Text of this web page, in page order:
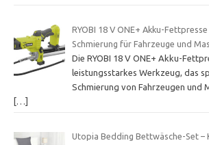
RYOBI 18 V ONE+ Akku-
Schmierung für Fahrzeuge und
Die RYOBI 18 V ONE+ Akku-
leistungsstarkes Werkzeug, das
Schmierung von Fahrzeugen und
[…]
Utopia Bedding Bettwäsche-Set